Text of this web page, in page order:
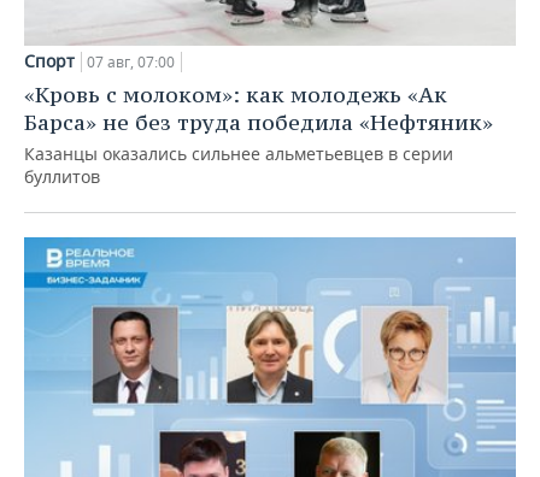
Спорт 07 авг, 07:00
«Кровь с молоком»: как молодежь «Ак
Барса» не без труда победила «Нефтяник»
Казанцы оказались сильнее альметьевцев в серии
буллитов